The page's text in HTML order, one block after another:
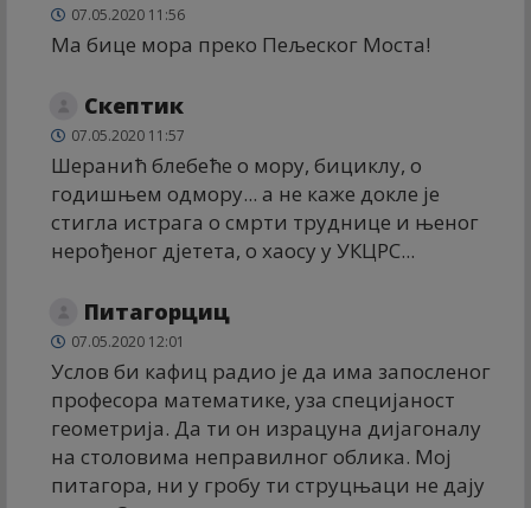
07.05.2020 11:56
Ма бице мора преко Пељеског Моста!
Скептик
07.05.2020 11:57
Шеранић блебеће о мору, бициклу, о
годишњем одмору... а не каже докле је
стигла истрага о смрти труднице и њеног
нерођеног дјетета, о хаосу у УКЦРС...
Питагорциц
07.05.2020 12:01
Услов би кафиц радио је да има запосленог
професора математике, уза специјаност
геометрија. Да ти он израцуна дијагоналу
на столовима неправилног облика. Мој
питагора, ни у гробу ти струцњаци не дају